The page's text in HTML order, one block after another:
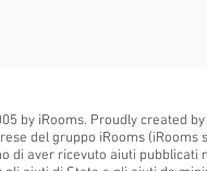
by iRooms. Proudly created
del gruppo iRooms (iRooms
di aver ricevuto aiuti pubblicati